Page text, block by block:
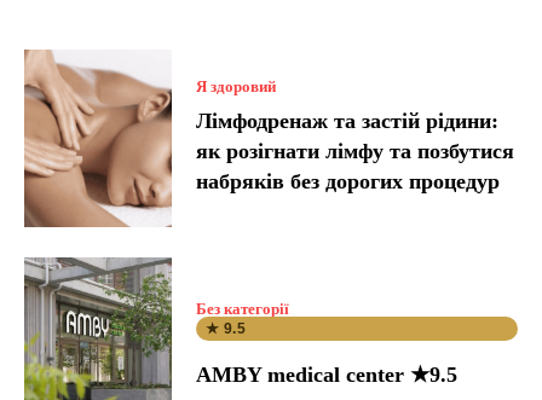
Я здоровий
Лімфодренаж та застій рідини:
як розігнати лімфу та позбутися
набряків без дорогих процедур
Без категорії
★ 9.5
AMBY medical center ★9.5